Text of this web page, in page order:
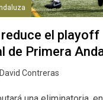
reduce el playoff
de Primera
Contreras